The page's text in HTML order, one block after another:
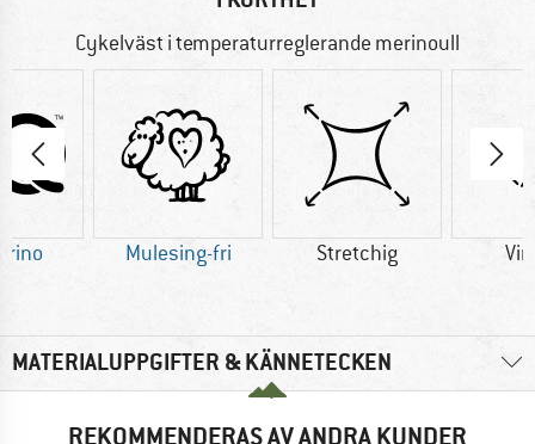
Cykelväst i temperaturreglerande merinoull
Mulesing-fri Stretchig
MATERIALUPPGIFTER & KÄNNETECKEN
REKOMMENDERAS AV ANDRA KUNDER